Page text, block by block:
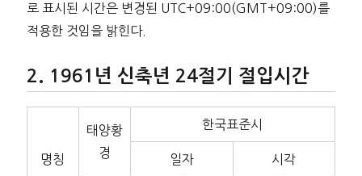
로 표시된 시간은 변경된 UTC+09:00(GMT+09:00)를
적용한 것임을 밝힌다.
1961년 신축년 24절기 절입시간
명칭
태양황
경
한국표준시
일자 시각